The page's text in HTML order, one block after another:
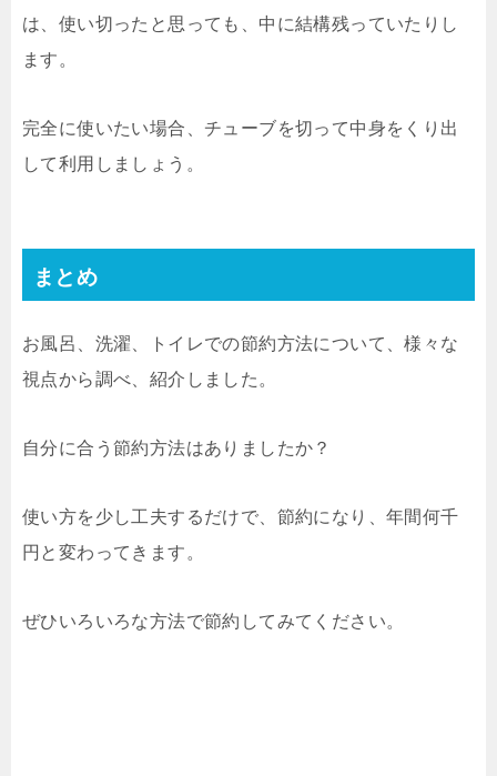
は、使い切ったと思っても、中に結構残っていたりし
ます。
完全に使いたい場合、チューブを切って中身をくり出
して利用しましょう。
まとめ
お風呂、洗濯、トイレでの節約方法について、様々な
視点から調べ、紹介しました。
自分に合う節約方法はありましたか？
使い方を少し工夫するだけで、節約になり、年間何千
円と変わってきます。
ぜひいろいろな方法で節約してみてください。